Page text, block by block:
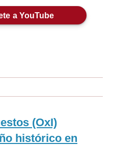
a YouTube
(OxI)
histórico en